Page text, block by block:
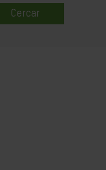
Cercar